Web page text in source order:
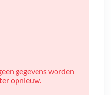
gegevens worden
opnieuw.